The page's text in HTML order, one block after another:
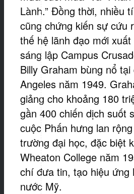
Lành.” Đồng thời, nhiều
cũng chứng kiến sự cứu
thế hệ lãnh đạo mới
sáng lập Campus
Billy Graham bùng nổ
Angeles năm 1949.
giảng cho khoảng 180
gần 400 chiến dịch suốt
cuộc Phấn hưng lan
trường đại học, đặc biệt
Wheaton College năm
chí đưa tin, tạo hiệu ứng
nước Mỹ.